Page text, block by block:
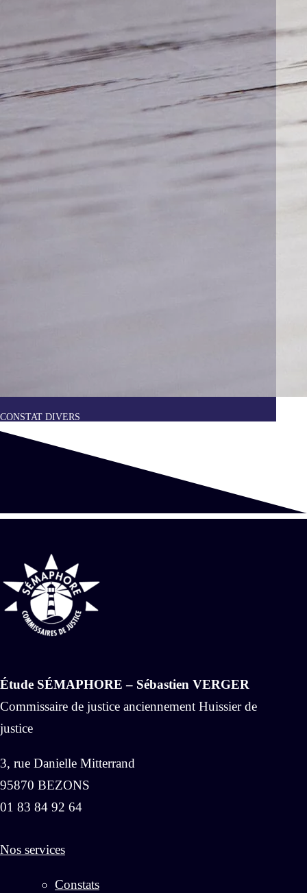
CONSTAT DIVERS
Étude SÉMAPHORE – Sébastien VERGER
Commissaire de justice anciennement Huissier de
justice
3, rue Danielle Mitterrand
95870 BEZONS
01 83 84 92 64
Nos services
Constats